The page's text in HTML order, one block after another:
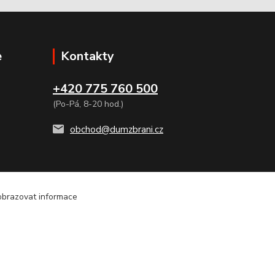
Kontakty
+420 775 760 500
(Po-Pá, 8-20 hod.)
obchod@dumzbrani.cz
ZASLÁNÍ TAKÉ NA SLOVENSKO, EXPESS KURIER DO
informace